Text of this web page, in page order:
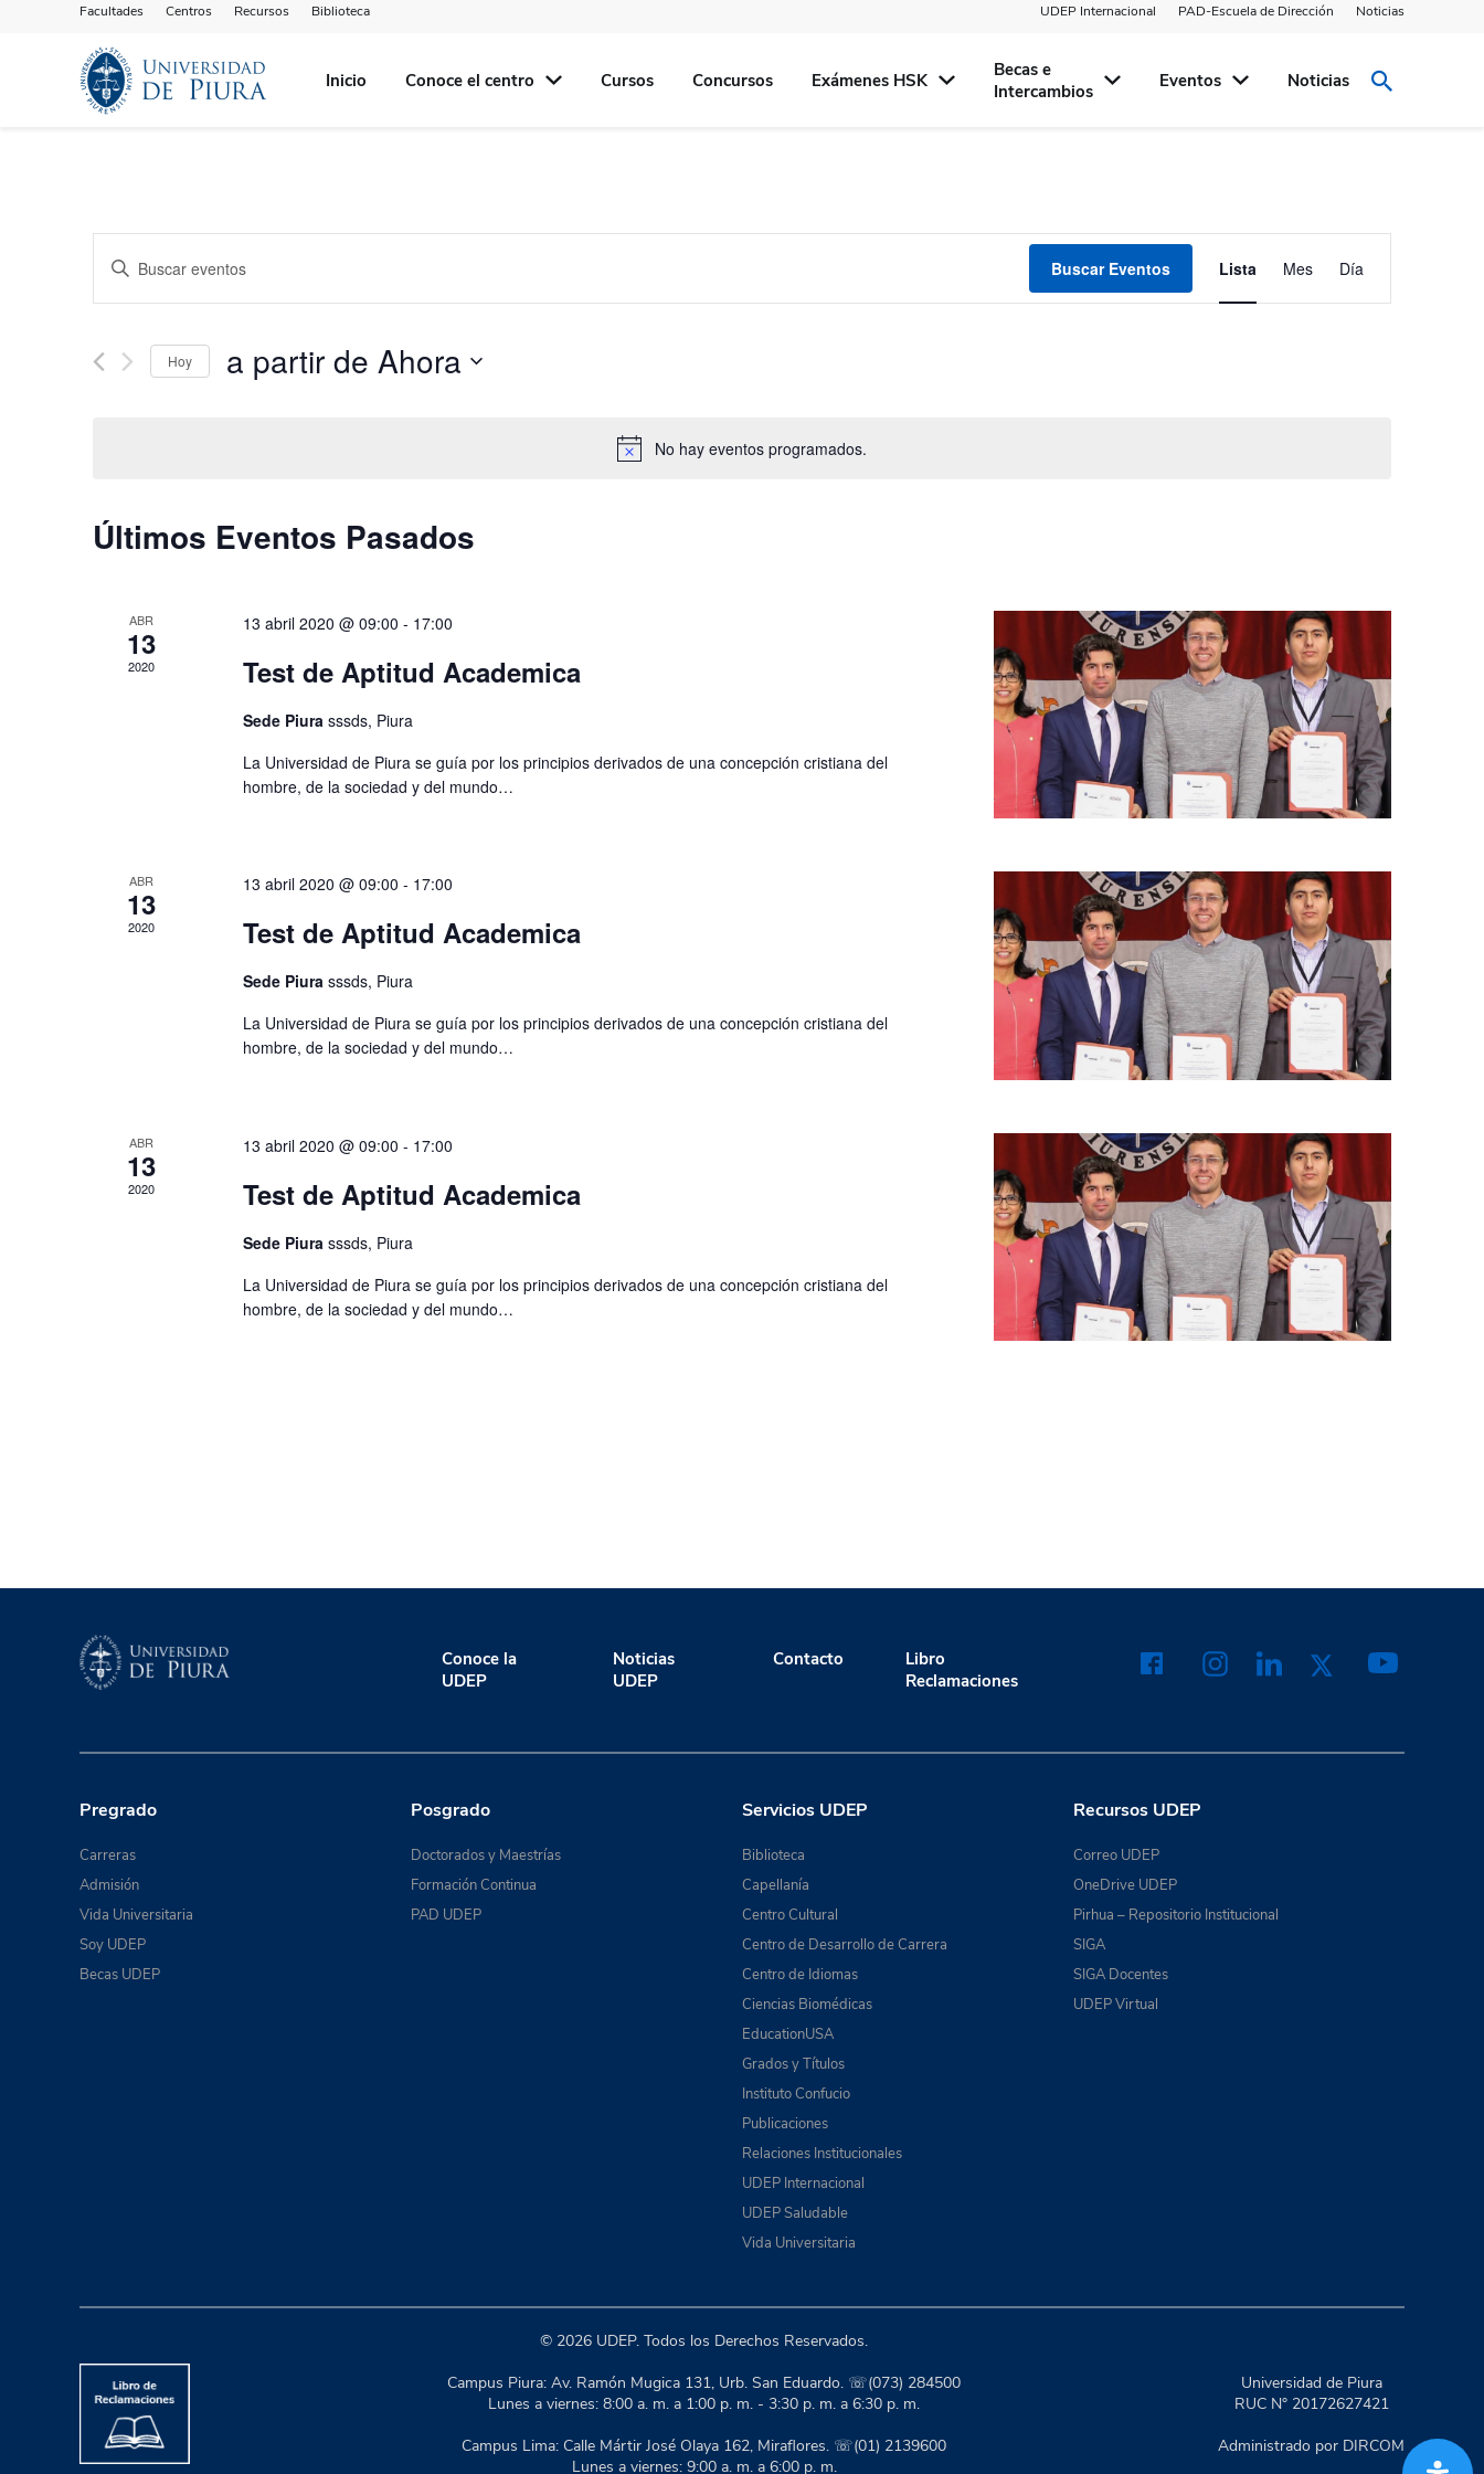
Facultades Centros Recursos Biblioteca UDEP Internacional PAD-Escuela de Dirección Noticias
Inicio Conoce el centro Cursos Concursos Exámenes HSK
Becas e
Intercambios
Eventos Noticias
No hay eventos programados.
de
búsqueda
vistas
Introduce
palabra
Eventos
Buscar Eventos
de
vistas
Lista Mes Día
Hoy a partir de Ahora
Últimos Eventos Pasados
ABR
13
2020
13 abril 2020 @ 09:00 - 17:00
Test de Aptitud Academica
Sede Piura sssds, Piura
La Universidad de Piura se guía por los principios derivados de una concepción cristiana del
hombre, de la sociedad y del mundo…
ABR
13
2020
13 abril 2020 @ 09:00 - 17:00
Test de Aptitud Academica
Sede Piura sssds, Piura
La Universidad de Piura se guía por los principios derivados de una concepción cristiana del
hombre, de la sociedad y del mundo…
ABR
13
2020
13 abril 2020 @ 09:00 - 17:00
Test de Aptitud Academica
Sede Piura sssds, Piura
La Universidad de Piura se guía por los principios derivados de una concepción cristiana del
hombre, de la sociedad y del mundo…
Conoce la
UDEP
Noticias
UDEP
Contacto
Libro
Reclamaciones
Pregrado
Carreras
Admisión
Vida Universitaria
Soy UDEP
Becas UDEP
Posgrado
Doctorados y Maestrías
Formación Continua
PAD UDEP
Servicios UDEP
Biblioteca
Capellanía
Centro Cultural
Centro de Desarrollo de Carrera
Centro de Idiomas
Ciencias Biomédicas
EducationUSA
Grados y Títulos
Instituto Confucio
Publicaciones
Relaciones Institucionales
UDEP Internacional
UDEP Saludable
Vida Universitaria
Recursos UDEP
Correo UDEP
OneDrive UDEP
Pirhua – Repositorio Institucional
SIGA
SIGA Docentes
UDEP Virtual
© 2026 UDEP. Todos los Derechos Reservados.
Campus Piura: Av. Ramón Mugica 131, Urb. San Eduardo. ☏(073) 284500
Lunes a viernes: 8:00 a. m. a 1:00 p. m. - 3:30 p. m. a 6:30 p. m.
Campus Lima: Calle Mártir José Olaya 162, Miraflores. ☏(01) 2139600
Lunes a viernes: 9:00 a. m. a 6:00 p. m.
Universidad de Piura
RUC N° 20172627421
Administrado por DIRCOM